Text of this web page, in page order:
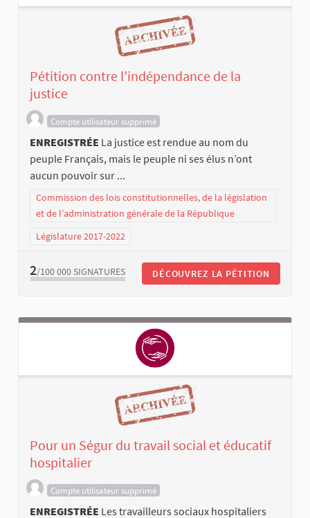
Pétition contre l’indépendance de la
justice
Compte utilisateur supprimé
ENREGISTRÉE La justice est rendue au nom du
peuple Français, mais le peuple ni ses élus n’ont
aucun pouvoir sur ...
Commission des lois constitutionnelles, de la législation
et de l’administration générale de la République
Législature 2017-2022
2/100 000 SIGNATURES DÉCOUVREZ LA PÉTITION
Pour un Ségur du travail social et éducatif
hospitalier
Compte utilisateur supprimé
ENREGISTRÉE Les travailleurs sociaux hospitaliers